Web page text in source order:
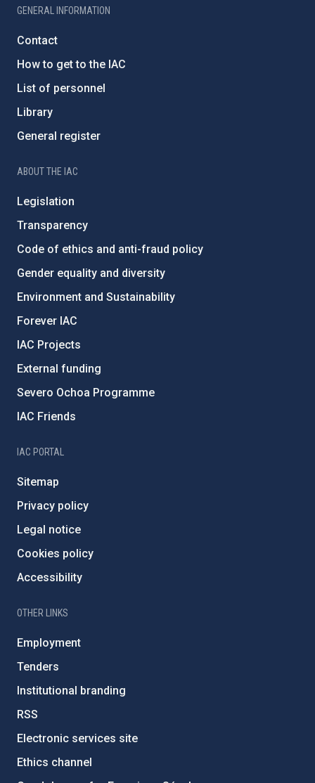
GENERAL INFORMATION
Contact
How to get to the IAC
List of personnel
Library
General register
ABOUT THE IAC
Legislation
Transparency
Code of ethics and anti-fraud policy
Gender equality and diversity
Environment and Sustainability
Forever IAC
IAC Projects
External funding
Severo Ochoa Programme
IAC Friends
IAC PORTAL
Sitemap
Privacy policy
Legal notice
Cookies policy
Accessibility
OTHER LINKS
Employment
Tenders
Institutional branding
RSS
Electronic services site
Ethics channel